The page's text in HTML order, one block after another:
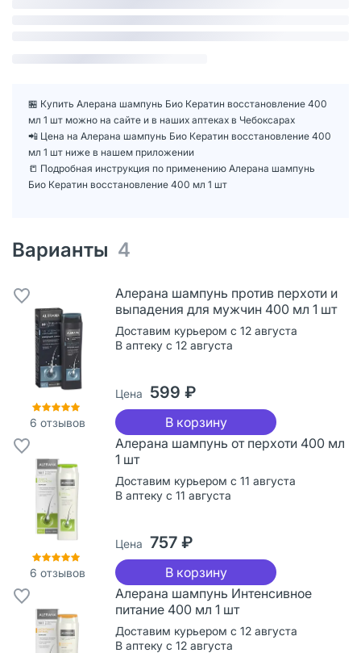
🏪 Купить Алерана шампунь Био Кератин восстановление 400
мл 1 шт можно на сайте и в наших аптеках в Чебоксарах
📲 Цена на Алерана шампунь Био Кератин восстановление 400
мл 1 шт ниже в нашем приложении
📒 Подробная инструкция по применению Алерана шампунь
Био Кератин восстановление 400 мл 1 шт
Варианты 4
6 отзывов
Алерана шампунь против перхоти и
выпадения для мужчин 400 мл 1 шт
Доставим курьером с 12 августа
В аптеку с 12 августа
Цена 599 ₽
В корзину
6 отзывов
Алерана шампунь от перхоти 400 мл
1 шт
Доставим курьером с 11 августа
В аптеку с 11 августа
Цена 757 ₽
В корзину
Алерана шампунь Интенсивное
питание 400 мл 1 шт
Доставим курьером с 12 августа
В аптеку с 12 августа